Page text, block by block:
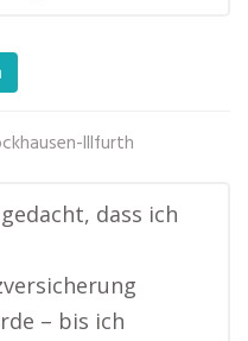
Illfurth
dass ich
– bis ich